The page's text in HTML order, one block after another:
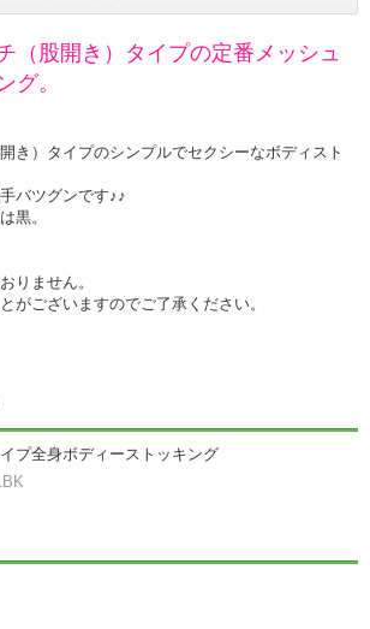
（股開き）タイプの定番メッシュ
グ。
き）タイプのシンプルでセクシーなボディスト
バツグンです♪♪
黒。
りません。
がございますのでご了承ください。
プ全身ボディーストッキング